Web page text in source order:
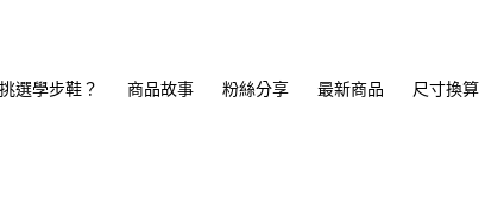
選學步鞋？ 商品故事 粉絲分享 最新商品 尺寸換算